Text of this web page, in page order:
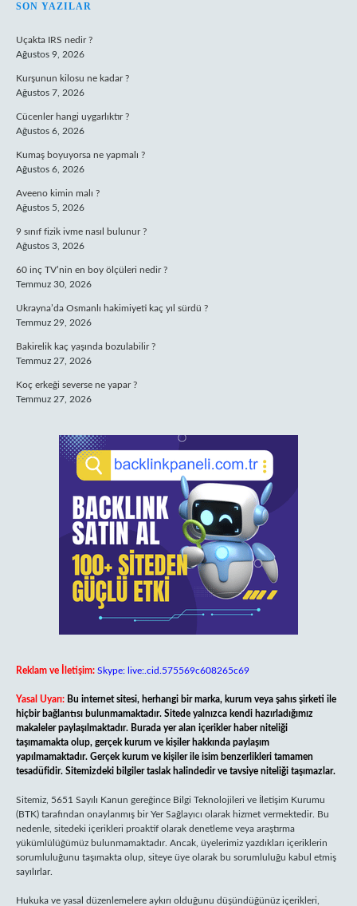
SIDEBAR
SON YAZILAR
Uçakta IRS nedir ?
Ağustos 9, 2026
Kurşunun kilosu ne kadar ?
Ağustos 7, 2026
Cücenler hangi uygarlıktır ?
Ağustos 6, 2026
Kumaş boyuyorsa ne yapmalı ?
Ağustos 6, 2026
Aveeno kimin malı ?
Ağustos 5, 2026
9 sınıf fizik ivme nasıl bulunur ?
Ağustos 3, 2026
60 inç TV’nin en boy ölçüleri nedir ?
Temmuz 30, 2026
Ukrayna’da Osmanlı hakimiyeti kaç yıl sürdü ?
Temmuz 29, 2026
Bakirelik kaç yaşında bozulabilir ?
Temmuz 27, 2026
Koç erkeği severse ne yapar ?
Temmuz 27, 2026
Reklam ve İletişim: Skype: live:.cid.575569c608265c69
Yasal Uyarı: Bu internet sitesi, herhangi bir marka, kurum veya şahıs şirketi ile
hiçbir bağlantısı bulunmamaktadır. Sitede yalnızca kendi hazırladığımız
makaleler paylaşılmaktadır. Burada yer alan içerikler haber niteliği
taşımamakta olup, gerçek kurum ve kişiler hakkında paylaşım
yapılmamaktadır. Gerçek kurum ve kişiler ile isim benzerlikleri tamamen
tesadüfidir. Sitemizdeki bilgiler taslak halindedir ve tavsiye niteliği taşımazlar.
Sitemiz, 5651 Sayılı Kanun gereğince Bilgi Teknolojileri ve İletişim Kurumu
(BTK) tarafından onaylanmış bir Yer Sağlayıcı olarak hizmet vermektedir. Bu
nedenle, sitedeki içerikleri proaktif olarak denetleme veya araştırma
yükümlülüğümüz bulunmamaktadır. Ancak, üyelerimiz yazdıkları içeriklerin
sorumluluğunu taşımakta olup, siteye üye olarak bu sorumluluğu kabul etmiş
sayılırlar.
Hukuka ve yasal düzenlemelere aykırı olduğunu düşündüğünüz içerikleri,